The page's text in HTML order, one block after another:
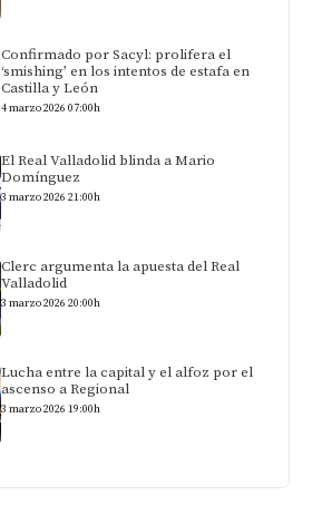
Confirmado por Sacyl: prolifera el
‘smishing’ en los intentos de estafa en
Castilla y León
4 marzo 2026 07:00h
El Real Valladolid blinda a Mario
Domínguez
3 marzo 2026 21:00h
Clerc argumenta la apuesta del Real
Valladolid
3 marzo 2026 20:00h
Lucha entre la capital y el alfoz por el
ascenso a Regional
3 marzo 2026 19:00h